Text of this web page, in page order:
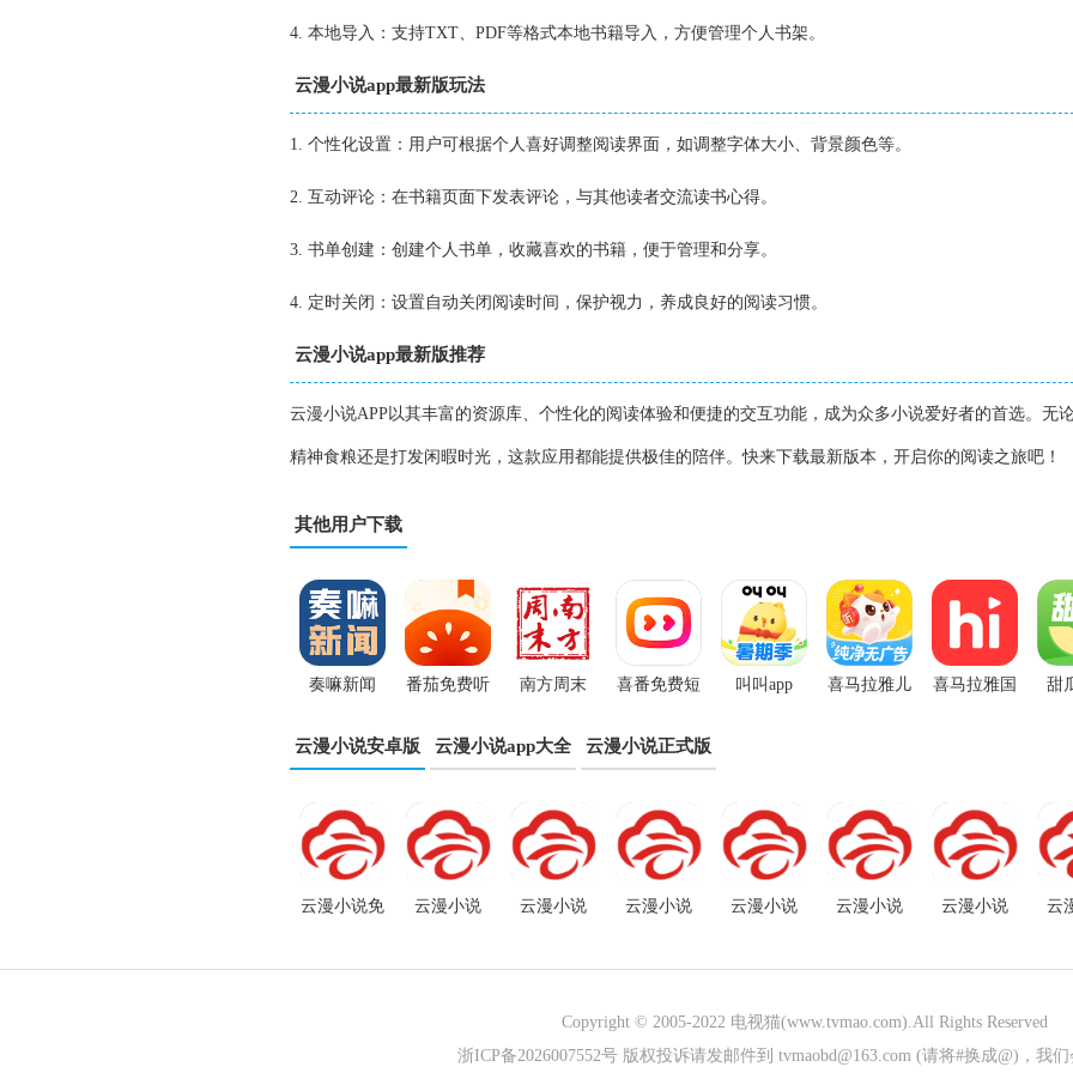
4. 本地导入：支持TXT、PDF等格式本地书籍导入，方便管理个人书架。
云漫小说app最新版玩法
1. 个性化设置：用户可根据个人喜好调整阅读界面，如调整字体大小、背景颜色等。
2. 互动评论：在书籍页面下发表评论，与其他读者交流读书心得。
3. 书单创建：创建个人书单，收藏喜欢的书籍，便于管理和分享。
4. 定时关闭：设置自动关闭阅读时间，保护视力，养成良好的阅读习惯。
云漫小说app最新版推荐
云漫小说APP以其丰富的资源库、个性化的阅读体验和便捷的交互功能，成为众多小说爱好者的首选。无
精神食粮还是打发闲暇时光，这款应用都能提供极佳的陪伴。快来下载最新版本，开启你的阅读之旅吧！
其他用户下载
奏嘛新闻
app
番茄免费听
小说app
南方周末
App
喜番免费短
剧APP
叫叫app 喜马拉雅儿 喜马拉雅国 甜
云漫小说安卓版 云漫小说app大全 云漫小说正式版
云漫小说免 云漫小说 云漫小说 云漫小说 云漫小说 云漫小说 云漫小说 云
Copyright © 2005-2022 电视猫(www.tvmao.com).All Rights Reserved
浙ICP备2026007552号 版权投诉请发邮件到 tvmaobd@163.com (请将#换成@)，我